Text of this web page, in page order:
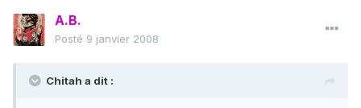
A.B.
Posté 9 janvier 2008
Chitah a dit :